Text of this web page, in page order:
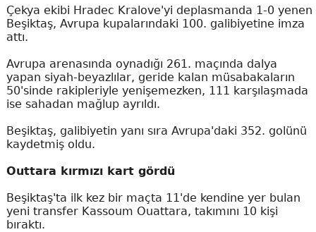
Çekya ekibi Hradec Kralove'yi deplasmanda 1-0 yenen
Beşiktaş, Avrupa kupalarındaki 100. galibiyetine imza
attı.
Avrupa arenasında oynadığı 261. maçında dalya
yapan siyah-beyazlılar, geride kalan müsabakaların
50'sinde rakipleriyle yenişemezken, 111 karşılaşmada
ise sahadan mağlup ayrıldı.
Beşiktaş, galibiyetin yanı sıra Avrupa'daki 352. golünü
kaydetmiş oldu.
Outtara kırmızı kart gördü
Beşiktaş'ta ilk kez bir maçta 11'de kendine yer bulan
yeni transfer Kassoum Ouattara, takımını 10 kişi
bıraktı.